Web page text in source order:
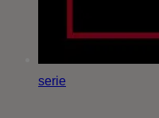
serie